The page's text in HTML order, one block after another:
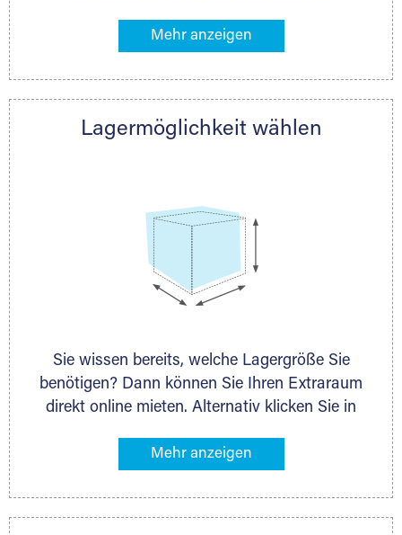
Lagermöglichkeiten in Ihrer Nähe. An zahlreichen
direkt online mieten. Gibt es Extraraum noch
nächstgelegenen Partner und besprechen alles
Lagermöglichkeit wählen
Sie wissen bereits, welche Lagergröße Sie
benötigen? Dann können Sie Ihren Extraraum
direkt online mieten. Alternativ klicken Sie in
Gegenstände an, die Sie einlagern möchten –
ermittelt. Natürlich steht Ihnen Ihr Extraraum